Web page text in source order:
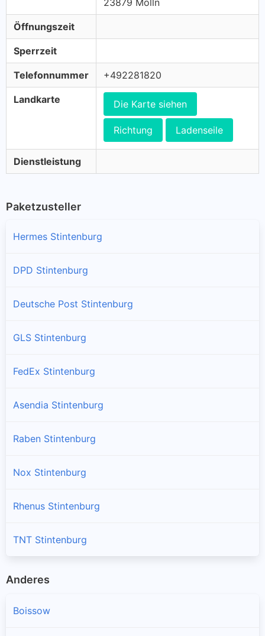
23879 Mölln
Öffnungszeit
Sperrzeit
Telefonnummer +492281820
Landkarte Die Karte siehen
Richtung Ladenseile
Dienstleistung
Paketzusteller
Hermes Stintenburg
DPD Stintenburg
Deutsche Post Stintenburg
GLS Stintenburg
FedEx Stintenburg
Asendia Stintenburg
Raben Stintenburg
Nox Stintenburg
Rhenus Stintenburg
TNT Stintenburg
Anderes
Boissow